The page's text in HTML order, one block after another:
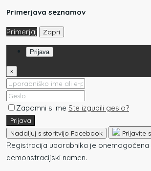
Primerjava seznamov
Primerjaj Zapri
Prijava
×
Zapomni si me Ste izgubili geslo?
Prijava
Nadaljuj s storitvijo Facebook
Prijavite
Registracija uporabnika je onemogočena
demonstracijski namen.